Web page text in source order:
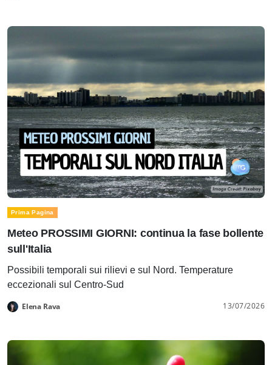
Prima Pagina
Meteo PROSSIMI GIORNI: continua la fase bollente
sull'Italia
Possibili temporali sui rilievi e sul Nord. Temperature
eccezionali sul Centro-Sud
Elena Rava 13/07/2026